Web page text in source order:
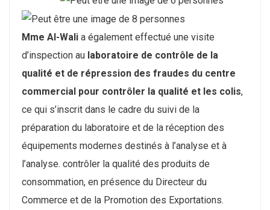
Mme Al-Wali a également effectué une visite
d’inspection au laboratoire de contrôle de la
qualité et de répression des fraudes du centre
commercial pour contrôler la qualité et les colis,
ce qui s’inscrit dans le cadre du suivi de la
préparation du laboratoire et de la réception des
équipements modernes destinés à l’analyse et à
l’analyse. contrôler la qualité des produits de
consommation, en présence du Directeur du
Commerce et de la Promotion des Exportations.